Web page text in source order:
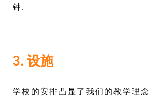
钟 .
3. 设施
学校的安排凸显了我们的教学理念